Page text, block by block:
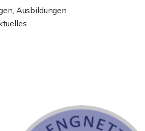
Ausbildungen